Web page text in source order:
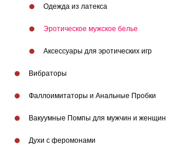
Одежда из латекса
Эротическое мужское белье
Аксессуары для эротических игр
Вибраторы
Фаллоимитаторы и Анальные Пробки
Вакуумные Помпы для мужчин и женщин
Духи с феромонами